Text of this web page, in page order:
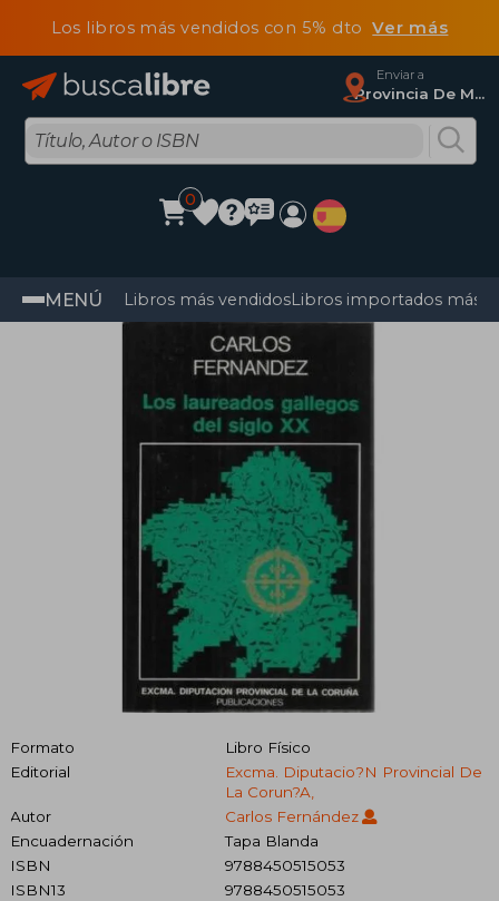
Los libros más vendidos con 5% dtoVer más
Enviar a
Provincia De Madrid
0
MENÚ Libros más vendidosLibros importados más
Formato
Libro Físico
Editorial
Excma. Diputacio?N Provincial De
La Corun?A,
Autor
Carlos Fernández
Encuadernación
Tapa Blanda
ISBN
9788450515053
ISBN13
9788450515053